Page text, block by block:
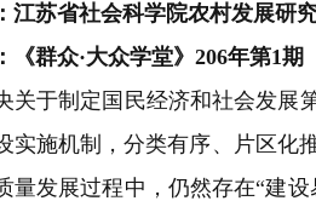
苏省社会科学院农村发展研
群众·大众学堂》206年第1期
于制定国民经济和社会发展第
实施机制，分类有序、片区化
量发展过程中，仍然存在“建